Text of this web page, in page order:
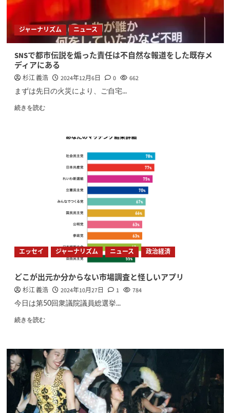
ジャーナリズム ニュース
SNSで都市伝説を煽った責任は不自然な報道をした既存メ
ディアにある
杉江 義浩 2024年12月6日 0 662
まずは先日の火災により、ご自宅...
続きを読む
エッセイ ジャーナリズム ニュース 政治経済
どこが出元か分からない市場調査と怪しいアプリ
杉江 義浩 2024年10月27日 1 784
今日は第50回衆議院議員総選挙...
続きを読む